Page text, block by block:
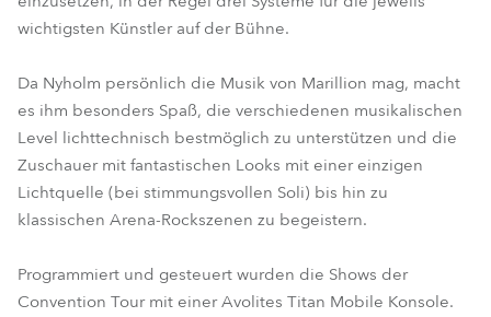
wichtigsten Künstler auf der Bühne.
Da Nyholm persönlich die Musik von Marillion mag, macht
es ihm besonders Spaß, die verschiedenen musikalischen
Level lichttechnisch bestmöglich zu unterstützen und die
Zuschauer mit fantastischen Looks mit einer einzigen
Lichtquelle (bei stimmungsvollen Soli) bis hin zu
klassischen Arena-Rockszenen zu begeistern.
Programmiert und gesteuert wurden die Shows der
Convention Tour mit einer Avolites Titan Mobile Konsole.